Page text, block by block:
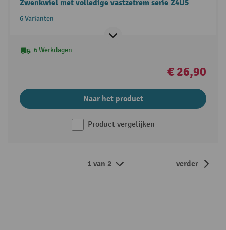
Zwenkwiel met volledige vastzetrem serie Z4U5
6 Varianten
6 Werkdagen
€ 26,90
Naar het product
Product vergelijken
1 van 2 verder